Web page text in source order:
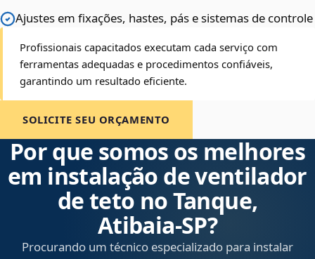
Ajustes em fixações, hastes, pás e sistemas de controle
Profissionais capacitados executam cada serviço com
ferramentas adequadas e procedimentos confiáveis,
garantindo um resultado eficiente.
SOLICITE SEU ORÇAMENTO
Por que somos os melhores
em instalação de ventilador
de teto no Tanque,
Atibaia‑SP?
Procurando um técnico especializado para instalar